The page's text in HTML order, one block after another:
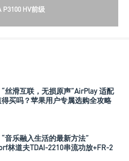
P3100 HV前级
丝滑互联，无损原声”AirPlay 适配
买吗？苹果用户专属选购全攻略
音乐融入生活的最新方法”
林道夫TDAI-2210串流功放+FR-2